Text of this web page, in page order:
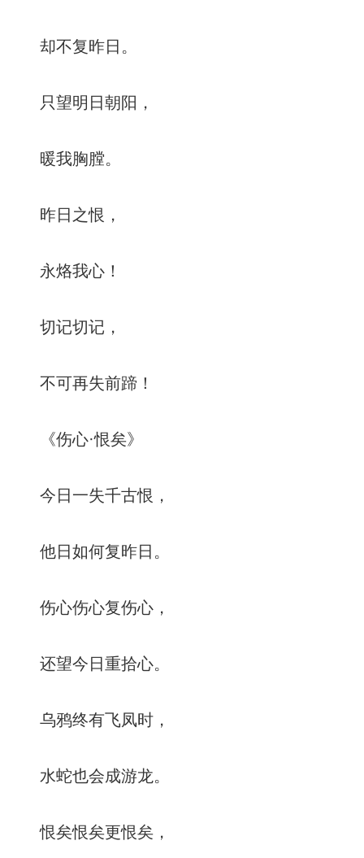
却不复昨日。
只望明日朝阳，
暖我胸膛。
昨日之恨，
永烙我心！
切记切记，
不可再失前蹄！
《伤心·恨矣》
今日一失千古恨，
他日如何复昨日。
伤心伤心复伤心，
还望今日重拾心。
乌鸦终有飞凤时，
水蛇也会成游龙。
恨矣恨矣更恨矣，